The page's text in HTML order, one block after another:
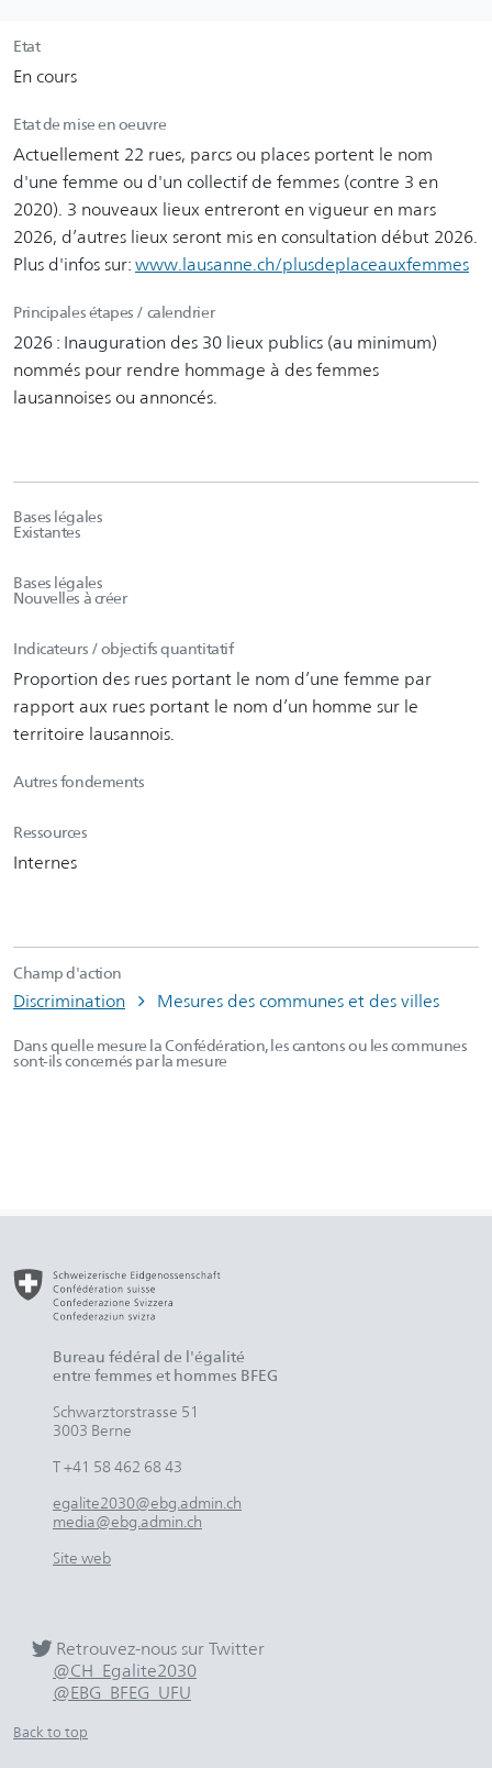
Etat
En cours
Etat de mise en oeuvre
Actuellement 22 rues, parcs ou places portent le nom
d'une femme ou d'un collectif de femmes (contre 3 en
2020). 3 nouveaux lieux entreront en vigueur en mars
2026, d’autres lieux seront mis en consultation début 2026.
Plus d'infos sur: www.lausanne.ch/plusdeplaceauxfemmes
Principales étapes / calendrier
2026 : Inauguration des 30 lieux publics (au minimum)
nommés pour rendre hommage à des femmes
lausannoises ou annoncés.
Bases légales
Existantes
Bases légales
Nouvelles à créer
Indicateurs / objectifs quantitatif
Proportion des rues portant le nom d’une femme par
rapport aux rues portant le nom d’un homme sur le
territoire lausannois.
Autres fondements
Ressources
Internes
Champ d'action
Discrimination Mesures des communes et des villes
Dans quelle mesure la Confédération, les cantons ou les communes
sont-ils concernés par la mesure
Bureau fédéral de l'égalité
entre femmes et hommes BFEG
Schwarztorstrasse 51
3003 Berne
T +41 58 462 68 43
egalite2030@ebg.admin.ch
media@ebg.admin.ch
Site web
Retrouvez-nous sur Twitter
@CH_Egalite2030
@EBG_BFEG_UFU
Back to top